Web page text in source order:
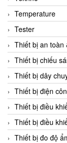
CCS
CD Automation
CEAG
CEIA Vietnam
Celduc Vietnam
Cemb
Centec GmbH
CEQUBE
CHAUVIN
Temperature
Tester
Thiết bị an toàn
Thiết bị chiếu
Thiết bị dây
Thiết bị điện
Thiết bị điều
Thiết bị điều
Thiết bị đo độ